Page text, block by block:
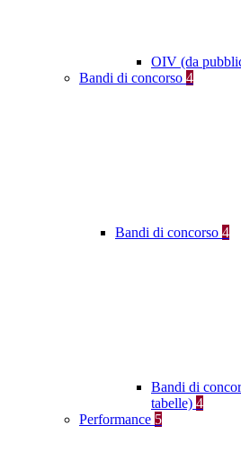
OIV (da
Bandi di concorso 4
Bandi di concorso 4
Bandi di
tabelle) 4
Performance 5